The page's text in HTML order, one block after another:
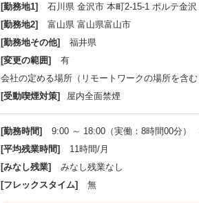
[勤務地1]
石川県 金沢市 本町2-15-1 ポルテ金沢
[勤務地2]
富山県 富山県富山市
[勤務地その他]
福井県
[変更の範囲]
有
会社の定める場所（リモートワークの場所を含む
[受動喫煙対策]
屋内全面禁煙
[勤務時間]
9:00 ～ 18:00（実働：8時間00分）
[平均残業時間]
11時間/月
[みなし残業]
みなし残業なし
[フレックスタイム]
無